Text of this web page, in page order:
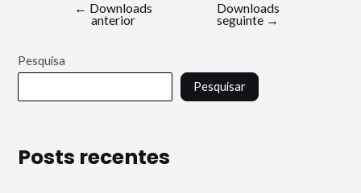
← Downloads
anterior
Downloads
seguinte →
Pesquisa
Pesquisar
Posts recentes